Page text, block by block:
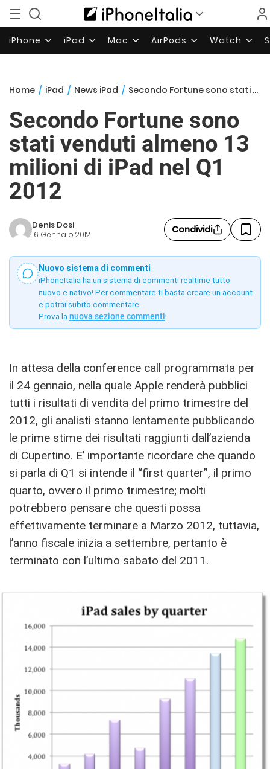
iPhone iPad Mac AirPods Watch
Home / iPad / News iPad / Secondo Fortune sono stati venduti almeno 13 milioni di iPad nel Q1 2012
Secondo Fortune sono
stati venduti almeno 13
milioni di iPad nel Q1
2012
Denis Dosi
16 Gennaio 2012 Condividi
Nuovo sistema di commenti
iPhoneItalia ha un sistema di commenti realtime tutto
nuovo e nativo! Per commentare ti basta creare un account
e potrai subito commentare.
Prova la nuova sezione commenti!
In attesa della conference call programmata per
il 24 gennaio, nella quale Apple renderà pubblici
tutti i risultati di vendita del primo trimestre del
2012, gli analisti stanno lentamente pubblicando
le prime stime dei risultati raggiunti dall’azienda
di Cupertino. E’ importante ricordare che quando
si parla di Q1 si intende il “first quarter”, il primo
quarto, ovvero il primo trimestre; molti
potrebbero pensare che questi possa
effettivamente terminare a Marzo 2012, tuttavia,
l’anno fiscale inizia a settembre, pertanto è
terminato con l’ultimo sabato del 2011.